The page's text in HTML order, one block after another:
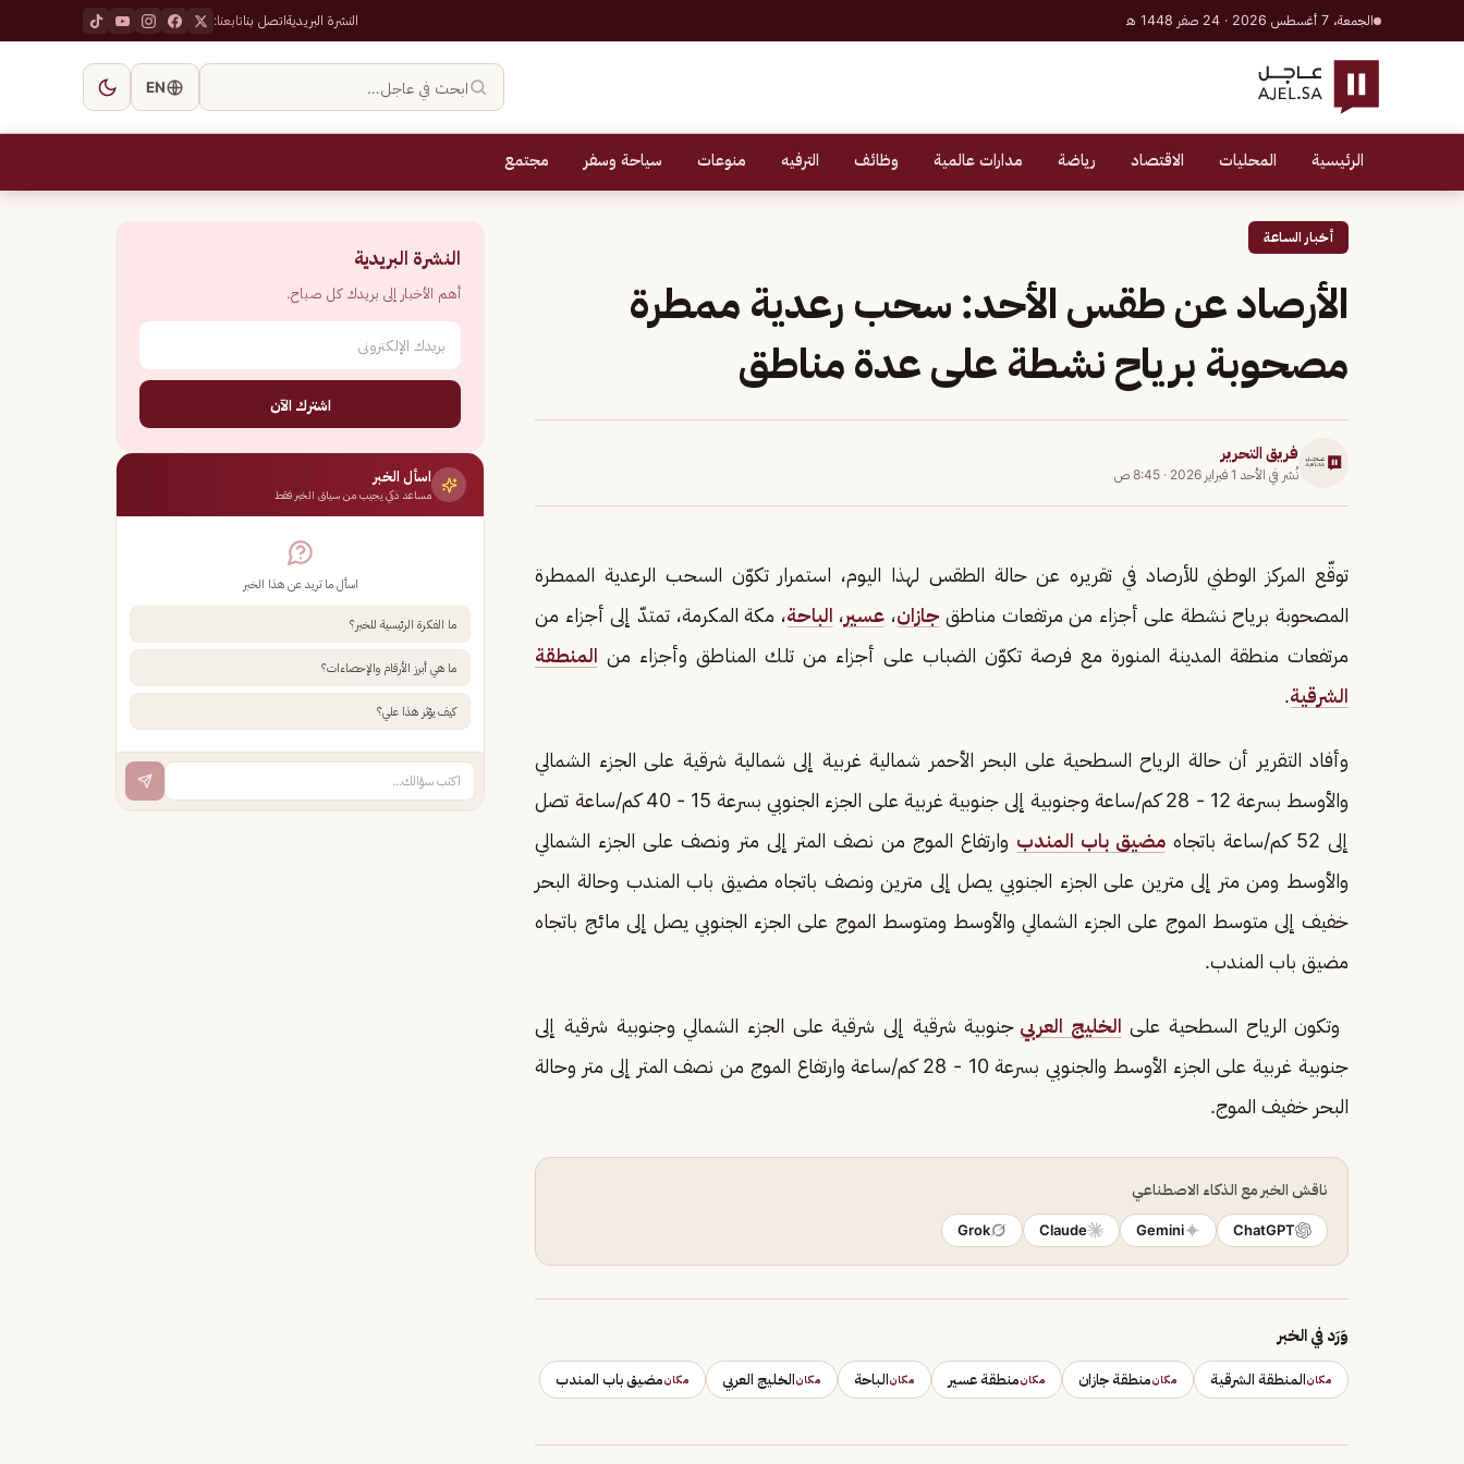
الجمعة، 7 أغسطس 2026 · 24 صفر 1448 هـ النشرة البريديةاتصل بناتابعنا:
ابحث في عاجل… EN
الرئيسية المحليات الاقتصاد رياضة مدارات عالمية وظائف الترفيه منوعات سياحة وسفر مجتمع
أخبار الساعة
الأرصاد عن طقس الأحد: سحب رعدية ممطرة
مصحوبة برياح نشطة على عدة مناطق
فريق التحرير
نُشر في الأحد 1 فبراير 2026 · 8:45 ص
توقّع المركز الوطني للأرصاد في تقريره عن حالة الطقس لهذا اليوم، استمرار تكوّن السحب الرعدية الممطرة
المصحوبة برياح نشطة على أجزاء من مرتفعات مناطق جازان، عسير، الباحة، مكة المكرمة، تمتدّ إلى أجزاء من
مرتفعات منطقة المدينة المنورة مع فرصة تكوّن الضباب على أجزاء من تلك المناطق وأجزاء من المنطقة
الشرقية.
وأفاد التقرير أن حالة الرياح السطحية على البحر الأحمر شمالية غربية إلى شمالية شرقية على الجزء الشمالي
والأوسط بسرعة 12 - 28 كم/ساعة وجنوبية إلى جنوبية غربية على الجزء الجنوبي بسرعة 15 - 40 كم/ساعة تصل
إلى 52 كم/ساعة باتجاه
مضيق باب المندب وارتفاع الموج من نصف المتر إلى متر ونصف على الجزء الشمالي
والأوسط ومن متر إلى مترين على الجزء الجنوبي يصل إلى مترين ونصف باتجاه مضيق باب المندب وحالة البحر
خفيف إلى متوسط الموج على الجزء الشمالي والأوسط ومتوسط الموج على الجزء الجنوبي يصل إلى مائج باتجاه
مضيق باب المندب.
وتكون الرياح السطحية على الخليج العربي جنوبية شرقية إلى شرقية على الجزء الشمالي وجنوبية شرقية إلى
جنوبية غربية على الجزء الأوسط والجنوبي بسرعة 10 - 28 كم/ساعة وارتفاع الموج من نصف المتر إلى متر وحالة
البحر خفيف الموج.
ناقش الخبر مع الذكاء الاصطناعي
ChatGPT
Gemini
Claude
Grok
وَرَد في الخبر
مكانالمنطقة الشرقية مكانمنطقة جازان مكانمنطقة عسير مكانالباحة مكانالخليج العربي مكانمضيق باب المندب
النشرة البريدية
أهم الأخبار إلى بريدك كل صباح.
اشترك الآن
اسأل الخبر
مساعد ذكي يجيب من سياق الخبر فقط
اسأل ما تريد عن هذا الخبر
ما الفكرة الرئيسية للخبر؟
ما هي أبرز الأرقام والإحصاءات؟
كيف يؤثر هذا علي؟